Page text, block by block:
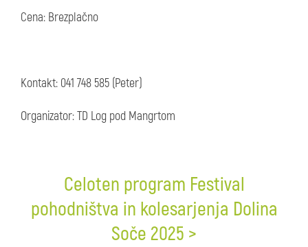
Cena: Brezplačno
Kontakt: 041 748 585 (Peter)
Organizator: TD Log pod Mangrtom
Celoten program Festival
pohodništva in kolesarjenja Dolina
Soče 2025 >